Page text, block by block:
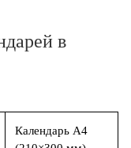
в
Календарь А4